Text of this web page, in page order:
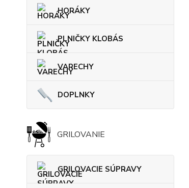
HORÁKY
PLNIČKY KLOBÁS
VARECHY
DOPLNKY
GRILOVANIE
GRILOVACIE SÚPRAVY